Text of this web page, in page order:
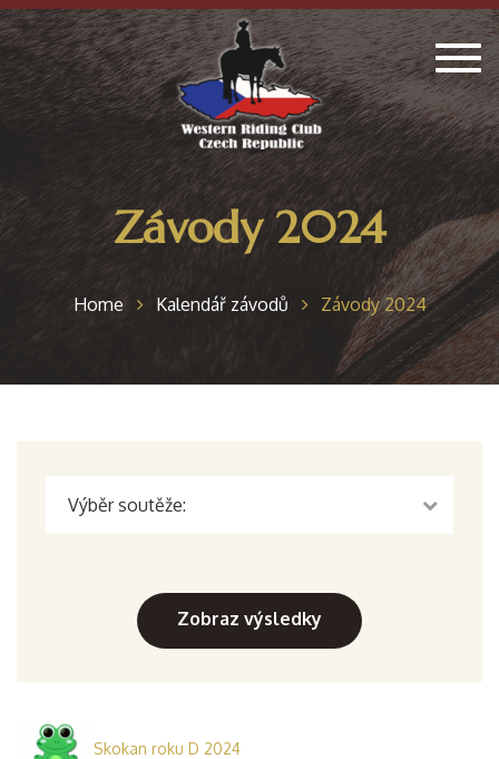
Závody 2024
Home Kalendář závodů Závody 2024
Skokan roku D 2024